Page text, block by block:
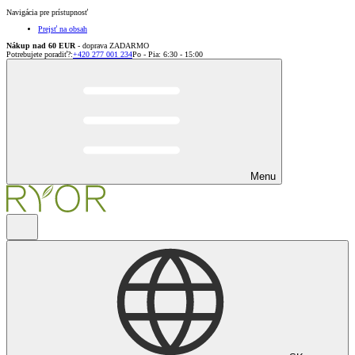
Navigácia pre prístupnosť
Prejsť na obsah
Nákup nad 60 EUR - doprava ZADARMO
Potrebujete poradiť?:+420 277 001 234Po - Pia: 6:30 - 15:00
Menu